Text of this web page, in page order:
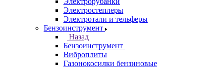
Электростеплеры
Электротали и тельферы
Бензоинструмент
Назад
Бензоинструмент
Виброплиты
Газонокосилки бензиновые